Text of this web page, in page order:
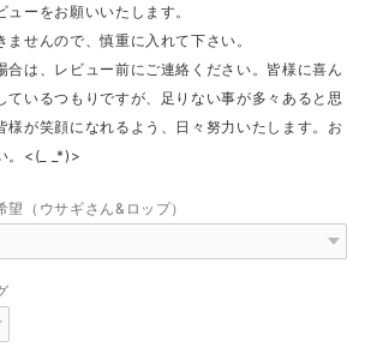
ューをお願いいたします。
ませんので、慎重に入れて下さい。
合は、レビュー前にご連絡ください。皆様に喜ん
ているつもりですが、足りない事が多々あると思
様が笑顔になれるよう、日々努力いたします。お
。<(_ _*)>
（ウサギさん&ロップ）